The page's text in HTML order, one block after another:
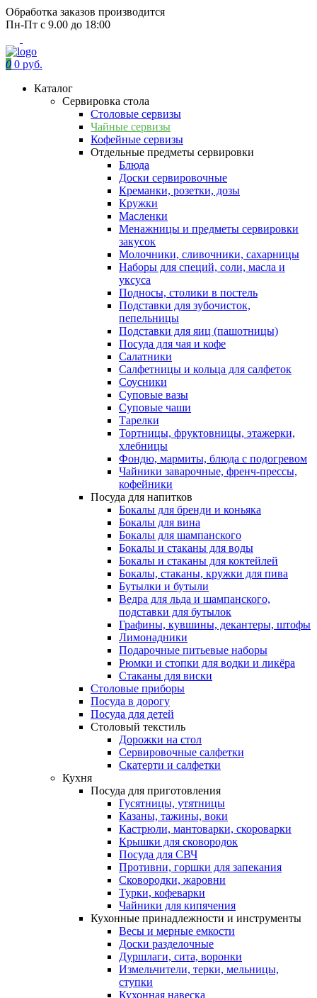
Обработка заказов производится
Пн-Пт с 9.00 до 18:00
0 0 руб.
Каталог
Сервировка стола
Столовые сервизы
Чайные сервизы
Кофейные сервизы
Отдельные предметы сервировки
Блюда
Доски сервировочные
Креманки, розетки, дозы
Кружки
Масленки
Менажницы и предметы сервировки
закусок
Молочники, сливочники, сахарницы
Наборы для специй, соли, масла и
уксуса
Подносы, столики в постель
Подставки для зубочисток,
пепельницы
Подставки для яиц (пашотницы)
Посуда для чая и кофе
Салатники
Салфетницы и кольца для салфеток
Соусники
Суповые вазы
Суповые чаши
Тарелки
Тортницы, фруктовницы, этажерки,
хлебницы
Фондю, мармиты, блюда с подогревом
Чайники заварочные, френч-прессы,
кофейники
Посуда для напитков
Бокалы для бренди и коньяка
Бокалы для вина
Бокалы для шампанского
Бокалы и стаканы для воды
Бокалы и стаканы для коктейлей
Бокалы, стаканы, кружки для пива
Бутылки и бутыли
Ведра для льда и шампанского,
подставки для бутылок
Графины, кувшины, декантеры, штофы
Лимонадники
Подарочные питьевые наборы
Рюмки и стопки для водки и ликёра
Стаканы для виски
Столовые приборы
Посуда в дорогу
Посуда для детей
Столовый текстиль
Дорожки на стол
Сервировочные салфетки
Скатерти и салфетки
Кухня
Посуда для приготовления
Гусятницы, утятницы
Казаны, тажины, воки
Кастрюли, мантоварки, скороварки
Крышки для сковородок
Посуда для СВЧ
Противни, горшки для запекания
Сковородки, жаровни
Турки, кофеварки
Чайники для кипячения
Кухонные принадлежности и инструменты
Весы и мерные емкости
Доски разделочные
Дуршлаги, сита, воронки
Измельчители, терки, мельницы,
ступки
Кухонная навеска